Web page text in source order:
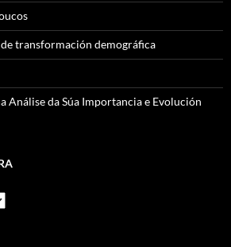
transformación demográfica
Análise da Súa Importancia e Evolución